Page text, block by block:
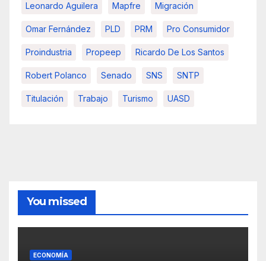
Leonardo Aguilera Mapfre Migración
Omar Fernández PLD PRM Pro Consumidor
Proindustria Propeep Ricardo De Los Santos
Robert Polanco Senado SNS SNTP
Titulación Trabajo Turismo UASD
You missed
ECONOMÍA